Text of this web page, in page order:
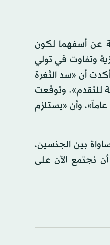
عن أسفهما لكون
وجود قوانين تمييزية وتفاوت في تولي
أن «سد الثغرة
على «الوتيرة الحالية للتقدم». وتوقعت
الوكالتان أن «يستغرق تمثيل المرأة على قدم المساواة في مناصب السلطة والقيادة في مكان العمل 140 عاماً»، وأن «يستلزم
بين الجنسين،
أن نجتمع الآن على